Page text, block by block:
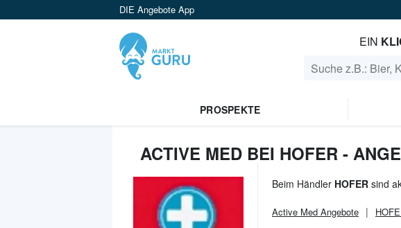
DIE Angebote App
EIN
PROSPEKTE
ACTIVE MED BEI HOFER -
Beim Händler HOFER sind
Active Med Angebote